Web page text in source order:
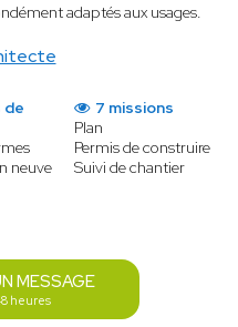
adaptés aux usages.
de
neuve
7 missions
Plan
Permis de construire
Suivi de chantier
MESSAGE
heures